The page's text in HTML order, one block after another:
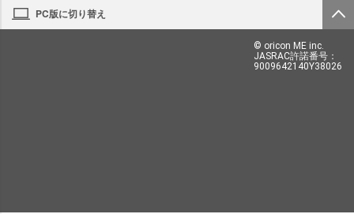
PC版に切り替え
© oricon ME inc.
JASRAC許諾番号：
9009642140Y38026